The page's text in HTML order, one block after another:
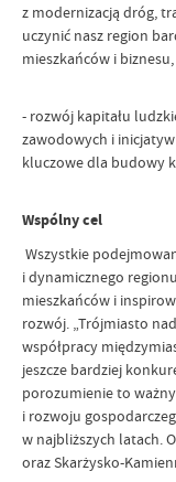
z modernizacją dróg,
uczynić nasz region
mieszkańców i biznesu,
- rozwój kapitału
zawodowych i
kluczowe dla budowy
Wspólny cel
Wszystkie
i dynamicznego
mieszkańców i
rozwój. „Trójmiasto
współpracy
jeszcze bardziej
porozumienie to
i rozwoju
w najbliższych latach.
oraz Skarżysko-